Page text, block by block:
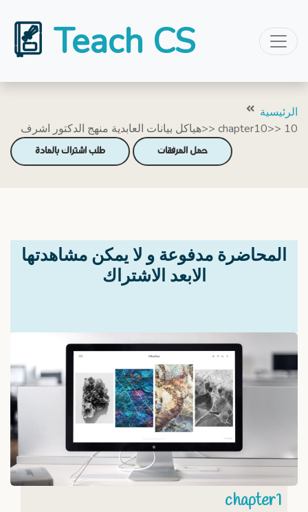
Teach CS
الرئيسية
هياكل بيانات العابدية منهج الدكتور اشرف>> chapter10>> 10
طلب اشتراك بالمادة حمل المرفقات
المحاضرة مدفوعة و لا يمكن مشاهدتها
الابعد الاشتراك
chapter1